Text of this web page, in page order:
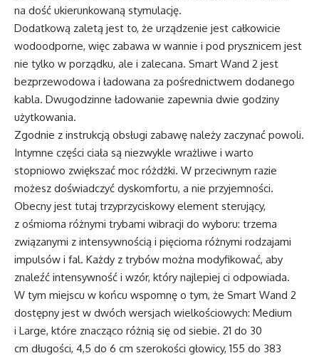
na dość ukierunkowaną stymulację.
Dodatkową zaletą jest to, że urządzenie jest całkowicie
wodoodporne, więc zabawa w wannie i pod prysznicem jest
nie tylko w porządku, ale i zalecana. Smart Wand 2 jest
bezprzewodowa i ładowana za pośrednictwem dodanego
kabla. Dwugodzinne ładowanie zapewnia dwie godziny
użytkowania.
Zgodnie z instrukcją obsługi zabawę należy zaczynać powoli.
Intymne części ciała są niezwykle wrażliwe i warto
stopniowo zwiększać moc różdżki. W przeciwnym razie
możesz doświadczyć dyskomfortu, a nie przyjemności.
Obecny jest tutaj trzyprzyciskowy element sterujący,
z ośmioma różnymi trybami wibracji do wyboru: trzema
związanymi z intensywnością i pięcioma różnymi rodzajami
impulsów i fal. Każdy z trybów można modyfikować, aby
znaleźć intensywność i wzór, który najlepiej ci odpowiada.
W tym miejscu w końcu wspomnę o tym, że Smart Wand 2
dostępny jest w dwóch wersjach wielkościowych: Medium
i Large, które znacząco różnią się od siebie. 21 do 30
cm długości, 4,5 do 6 cm szerokości głowicy, 155 do 383